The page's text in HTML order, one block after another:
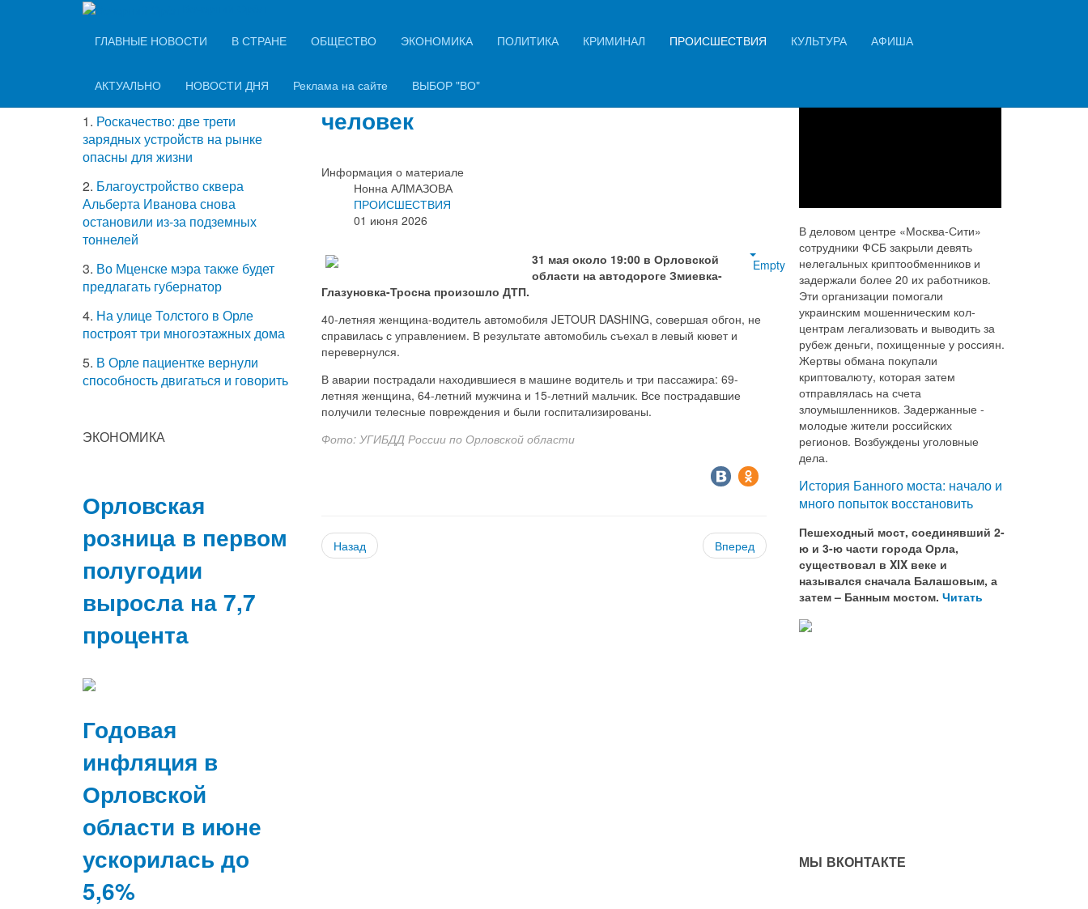
ГЛАВНЫЕ НОВОСТИ
В СТРАНЕ ОБЩЕСТВО ЭКОНОМИКА ПОЛИТИКА КРИМИНАЛ ПРОИСШЕСТВИЯ КУЛЬТУРА АФИША
АКТУАЛЬНО НОВОСТИ ДНЯ Реклама на сайте ВЫБОР "ВО"
Обгон на трассе в Орловской области
закончился госпитализацией четырех
человек
Информация о материале
Нонна АЛМАЗОВА
ПРОИСШЕСТВИЯ
01 июня 2026
Empty
31 мая около 19:00 в Орловской
области на автодороге Змиевка-
Глазуновка-Тросна произошло ДТП.
40-летняя женщина-водитель автомобиля JETOUR DASHING, совершая обгон, не
справилась с управлением. В результате автомобиль съехал в левый кювет и
перевернулся.
В аварии пострадали находившиеся в машине водитель и три пассажира: 69-
летняя женщина, 64-летний мужчина и 15-летний мальчик. Все пострадавшие
получили телесные повреждения и были госпитализированы.
Фото: УГИБДД России по Орловской области
Назад Вперед
1. Роскачество: две трети
зарядных устройств на рынке
опасны для жизни
2. Благоустройство сквера
Альберта Иванова снова
остановили из-за подземных
тоннелей
3. Во Мценске мэра также будет
предлагать губернатор
4. На улице Толстого в Орле
построят три многоэтажных дома
5. В Орле пациентке вернули
способность двигаться и говорить
ЭКОНОМИКА
Орловская
розница в первом
полугодии
выросла на 7,7
процента
Годовая
инфляция в
Орловской
области в июне
ускорилась до
5,6%
В деловом центре «Москва-Сити»
сотрудники ФСБ закрыли девять
нелегальных криптообменников и
задержали более 20 их работников.
Эти организации помогали
украинским мошенническим кол-
центрам легализовать и выводить за
рубеж деньги, похищенные у россиян.
Жертвы обмана покупали
криптовалюту, которая затем
отправлялась на счета
злоумышленников. Задержанные -
молодые жители российских
регионов. Возбуждены уголовные
дела.
История Банного моста: начало и
много попыток восстановить
Пешеходный мост, соединявший 2-
ю и 3-ю части города Орла,
существовал в XIX веке и
назывался сначала Балашовым, а
затем – Банным мостом. Читать
МЫ ВКОНТАКТЕ